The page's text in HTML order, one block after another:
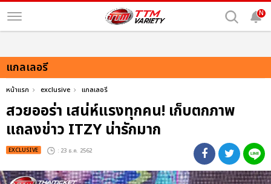
N
แกลเลอรี
หน้าแรก exclusive แกลเลอรี
สวยออร่า เสน่ห์แรงทุกคน! เก็บตกภาพ
แถลงข่าว ITZY น่ารักมาก
EXCLUSIVE : 23 ธ.ค. 2562